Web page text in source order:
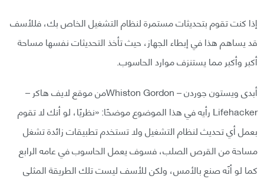
إذا كنت تقوم بتحديثات مستمرة لنظام التشغيل الخاص بك، فللأسف
قد يساهم هذا في إبطاء الجهاز، حيث تأخذ التحديثات نفسها مساحة
أكبر وأكبر مما يستنزف موارد الحاسوب.
أبدى ويستون جوردن – Whiston Gordonمن موقع لايف هاكر –
Lifehacker رأيه في هذا الموضوع موضحًا: «نظريًا، لو أنك لا تقوم
بعمل أي تحديث لنظام التشغيل ولا تستخدم تطبيقات زائدة تشغل
مساحة من القرص الصلب، فسوف يعمل الحاسوب في عامه الرابع
كما لو أنًه صنع بالأمس، ولكن للأسف ليست تلك الطريقة المثلى